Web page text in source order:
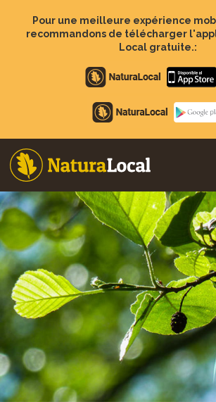
contenu
Pour une meilleure expérience
recommandons de télécharger
Local gratuite.:
Apple
store
Google
Play